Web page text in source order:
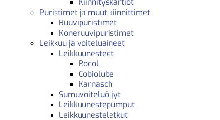
Kiinnityskartiot
Puristimet ja muut kiinnittimet
Ruuvipuristimet
Koneruuvipuristimet
Leikkuu ja voiteluaineet
Leikkuunesteet
Rocol
Cobiolube
Karnasch
Sumuvoiteluöljyt
Leikkuunestepumput
Leikkuunesteletkut